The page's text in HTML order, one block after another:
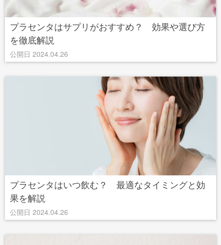
プラセンタはサプリがおすすめ？ 効果や選び方
を徹底解説
公開日 2024.04.26
プラセンタはいつ飲む？ 最適なタイミングと効
果を解説
公開日 2024.04.26